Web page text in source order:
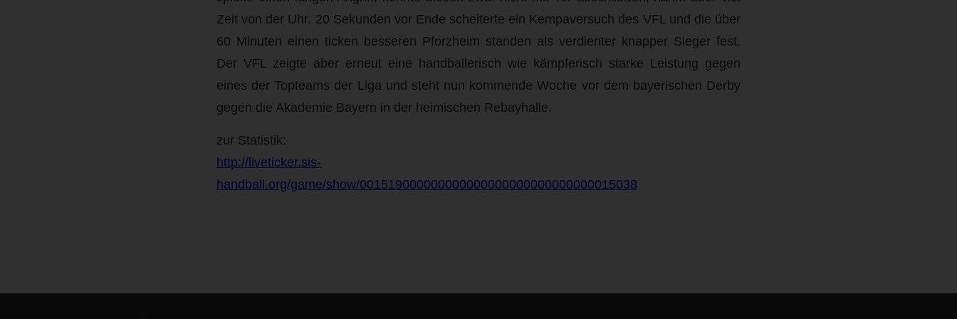
Zeit von der Uhr. 20 Sekunden vor Ende scheiterte ein Kempaversuch des VFL und die über
60 Minuten einen ticken besseren Pforzheim standen als verdienter knapper Sieger fest.
Der VFL zeigte aber erneut eine handballerisch wie kämpferisch starke Leistung gegen
eines der Topteams der Liga und steht nun kommende Woche vor dem bayerischen Derby
gegen die Akademie Bayern in der heimischen Rebayhalle.
zur Statistik:
http://liveticker.sis-
handball.org/game/show/001519000000000000000000000000000015038